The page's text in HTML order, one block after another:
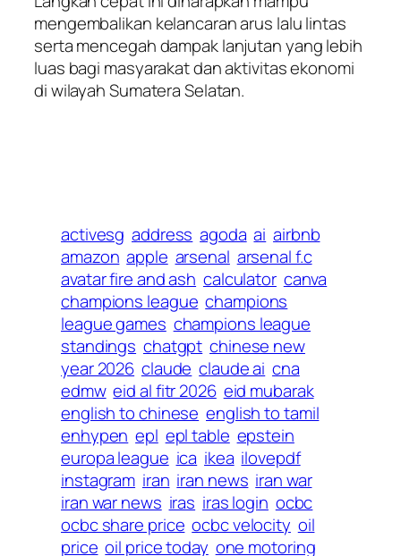
mengembalikan kelancaran arus lalu lintas
serta mencegah dampak lanjutan yang lebih
luas bagi masyarakat dan aktivitas ekonomi
di wilayah Sumatera Selatan.
activesg address agoda ai airbnb
amazon apple arsenal arsenal f.c
avatar fire and ash calculator canva
champions league champions
league games champions league
standings chatgpt chinese new
year 2026 claude claude ai cna
edmw eid al fitr 2026 eid mubarak
english to chinese english to tamil
enhypen epl epl table epstein
europa league ica ikea ilovepdf
instagram iran iran news iran war
iran war news iras iras login ocbc
ocbc share price ocbc velocity oil
price oil price today one motoring